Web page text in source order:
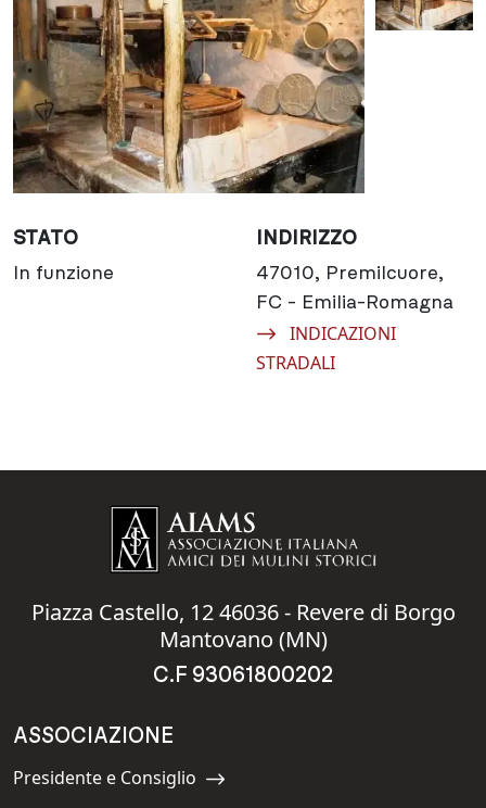
STATO
In funzione
INDIRIZZO
47010, Premilcuore,
FC - Emilia-Romagna
Navigate to:
INDICAZIONI
STRADALI
Piazza Castello, 12 46036 - Revere di Borgo
Mantovano (MN)
C.F 93061800202
ASSOCIAZIONE
Navigate to:
Presidente e Consiglio